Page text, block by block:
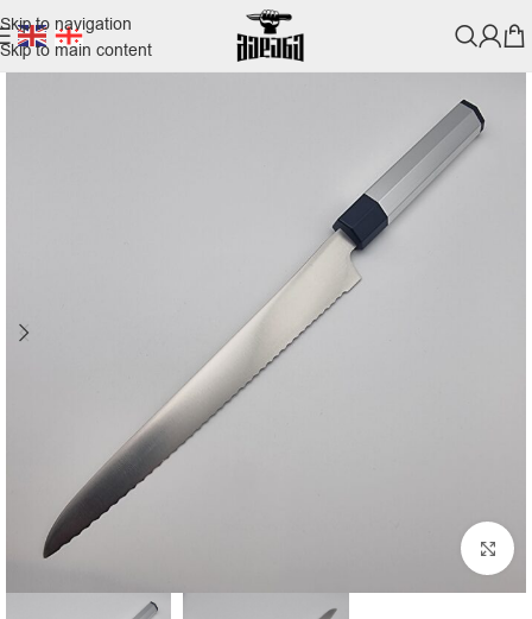
Skip to navigation
Skip to main content